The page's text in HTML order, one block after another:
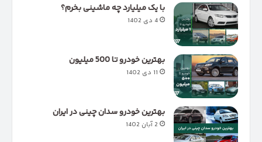
با یک میلیارد چه ماشینی بخرم؟
4 دی 1402
بهترین خودرو تا 500 میلیون
11 دی 1402
بهترین خودرو سدان چینی در ایران
2 آبان 1402